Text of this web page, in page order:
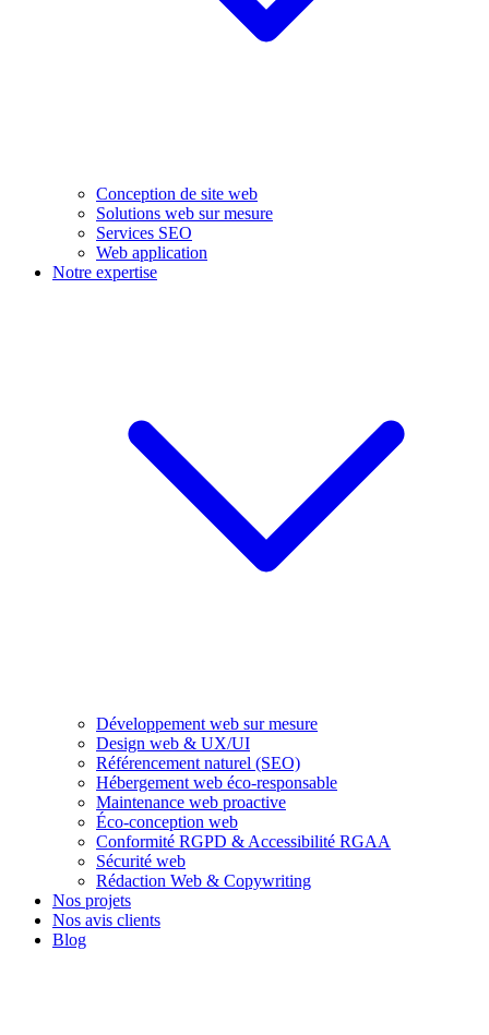
Conception de site web
Solutions web sur mesure
Services SEO
Web application
Notre expertise
Développement web sur mesure
Design web & UX/UI
Référencement naturel (SEO)
Hébergement web éco-responsable
Maintenance web proactive
Éco-conception web
Conformité RGPD & Accessibilité RGAA
Sécurité web
Rédaction Web & Copywriting
Nos projets
Nos avis clients
Blog